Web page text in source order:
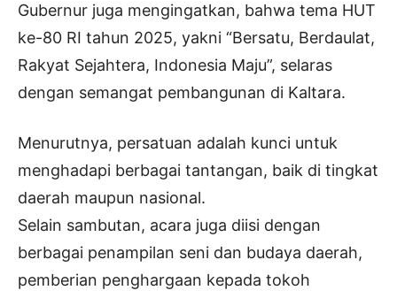
Gubernur juga mengingatkan, bahwa tema HUT
ke-80 RI tahun 2025, yakni “Bersatu, Berdaulat,
Rakyat Sejahtera, Indonesia Maju”, selaras
dengan semangat pembangunan di Kaltara.
Menurutnya, persatuan adalah kunci untuk
menghadapi berbagai tantangan, baik di tingkat
daerah maupun nasional.
Selain sambutan, acara juga diisi dengan
berbagai penampilan seni dan budaya daerah,
pemberian penghargaan kepada tokoh